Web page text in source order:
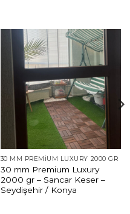
30 MM PREMIUM LUXURY 2000 GR
30 mm Premium Luxury
2000 gr – Sancar Keser –
Seydişehir / Konya